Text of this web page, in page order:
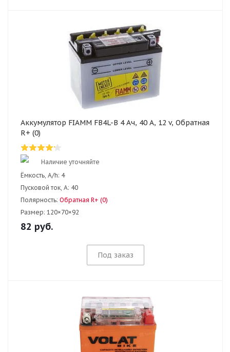
Аккумулятор FIAMM FB4L-B 4 Ач, 40 А, 12 v, Обратная
R+ (0)
Наличие уточняйте
Ёмкость, A/h: 4
Пусковой ток, А: 40
Полярность: Обратная R+ (0)
Размер: 120×70×92
82 руб.
Под заказ